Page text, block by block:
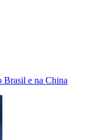
Brasil e na China